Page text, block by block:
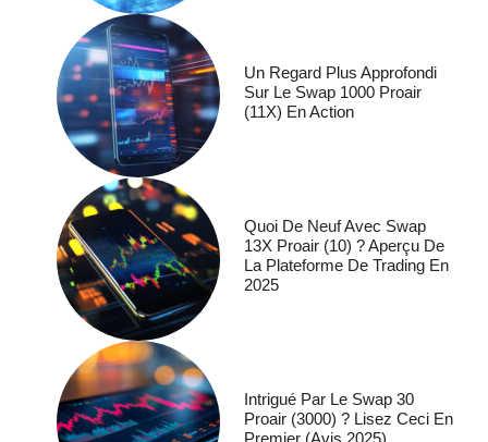
Un Regard Plus Approfondi
Sur Le Swap 1000 Proair
(11X) En Action
Quoi De Neuf Avec Swap
13X Proair (10) ? Aperçu De
La Plateforme De Trading En
2025
Intrigué Par Le Swap 30
Proair (3000) ? Lisez Ceci En